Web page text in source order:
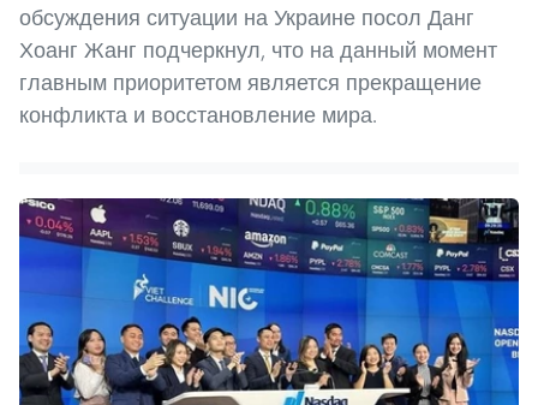
обсуждения ситуации на Украине посол Данг
Хоанг Жанг подчеркнул, что на данный момент
главным приоритетом является прекращение
конфликта и восстановление мира.